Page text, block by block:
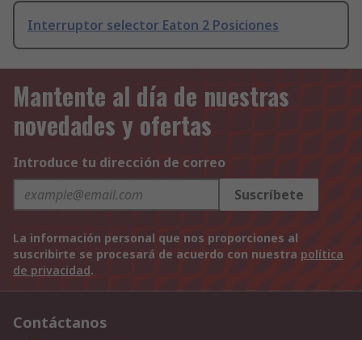
Interruptor selector Eaton 2 Posiciones
Mantente al día de nuestras
novedades y ofertas
Introduce tu dirección de correo
Suscríbete
La información personal que nos proporciones al
suscribirte se procesará de acuerdo con nuestra política
de privacidad.
Contáctanos